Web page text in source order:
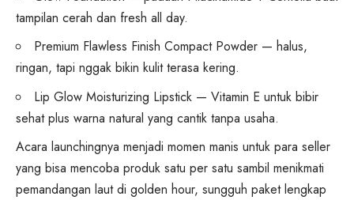
tampilan cerah dan fresh all day.
Premium Flawless Finish Compact Powder — halus,
ringan, tapi nggak bikin kulit terasa kering.
Lip Glow Moisturizing Lipstick — Vitamin E untuk bibir
sehat plus warna natural yang cantik tanpa usaha.
Acara launchingnya menjadi momen manis untuk para seller
yang bisa mencoba produk satu per satu sambil menikmati
pemandangan laut di golden hour, sungguh paket lengkap